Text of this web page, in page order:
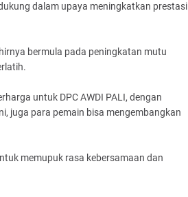
dalam upaya meningkatkan prestasi
bermula pada peningkatan mutu
untuk DPC AWDI PALI, dengan
juga para pemain bisa mengembangkan
memupuk rasa kebersamaan dan